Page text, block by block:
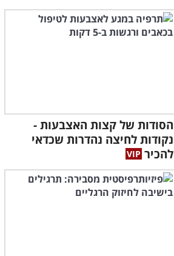
הסודות של קצות האצבעות -
נקודות לחיצה נהדרות שכדאי
להכיר